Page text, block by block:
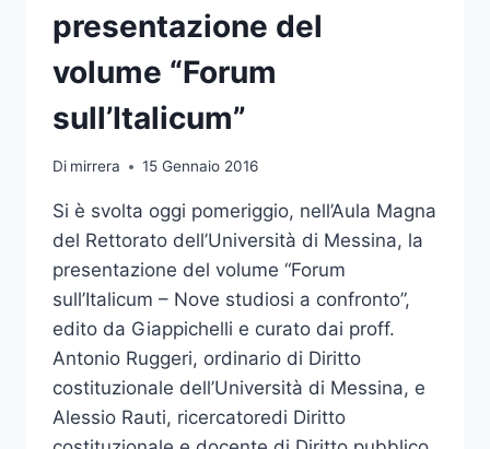
presentazione del
volume “Forum
sull’Italicum”
Di mirrera 15 Gennaio 2016
Si è svolta oggi pomeriggio, nell’Aula Magna
del Rettorato dell’Università di Messina, la
presentazione del volume “Forum
sull’Italicum – Nove studiosi a confronto”,
edito da Giappichelli e curato dai proff.
Antonio Ruggeri, ordinario di Diritto
costituzionale dell’Università di Messina, e
Alessio Rauti, ricercatoredi Diritto